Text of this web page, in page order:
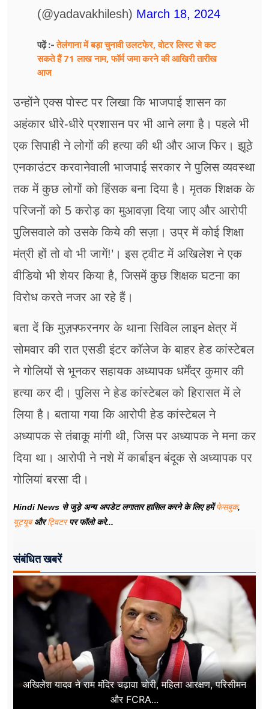
(@yadavakhilesh) March 18, 2024
पढ़ें :-तेलंगाना में बड़ा चुनावी उलटफेर, वोटर लिस्ट से कट
सकते हैं 71 लाख नाम, फॉर्म जमा करने की आखिरी तारीख
आज
उन्होंने एक्स पोस्ट पर लिखा कि भाजपाई शासन का
अहंकार धीरे-धीरे प्रशासन पर भी आने लगा है। पहले भी
एक सिपाही ने लोगों की हत्या की थी और आज फिर। झूठे
एनकाउंटर करवानेवाली भाजपाई सरकार ने पुलिस व्यवस्था
तक में कुछ लोगों को हिंसक बना दिया है। मृतक शिक्षक के
परिजनों को 5 करोड़ का मुआवज़ा दिया जाए और आरोपी
पुलिसवाले को उसके किये की सज़ा। उप्र में कोई शिक्षा
मंत्री हों तो वो भी जागें!’। इस ट्वीट में अखिलेश ने एक
वीडियो भी शेयर किया है, जिसमें कुछ शिक्षक घटना का
विरोध करते नजर आ रहे हैं।
बता दें कि मुज़फ्फरनगर के थाना सिविल लाइन क्षेत्र में
सोमवार की रात एसडी इंटर कॉलेज के बाहर हेड कांस्टेबल
ने गोलियों से भूनकर सहायक अध्यापक धर्मेंद्र कुमार की
हत्या कर दी। पुलिस ने हेड कांस्टेबल को हिरासत में ले
लिया है। बताया गया कि आरोपी हेड कांस्टेबल ने
अध्यापक से तंबाकू मांगी थी, जिस पर अध्यापक ने मना कर
दिया था। आरोपी ने नशे में कार्बाइन बंदूक से अध्यापक पर
गोलियां बरसा दी।
Hindi News से जुड़े अन्य अपडेट लगातार हासिल करने के लिए हमेंफेसबुक,
यूट्यूबऔरट्विटरपर फॉलो करे...
संबंधित खबरें
अखिलेश यादव ने राम मंदिर चढ़ावा चोरी, महिला आरक्षण, परिसीमन
और FCRA...